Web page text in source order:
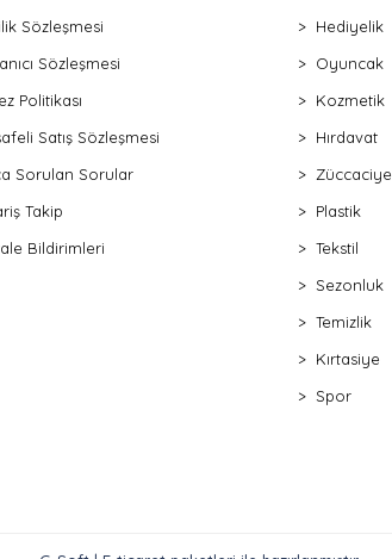
Sözleşmesi
Sözleşmesi
Politikası
Satış Sözleşmesi
Sorulan Sorular
Takip
Bildirimleri
Hediyelik
Oyuncak
Kozmetik
Hırdavat
Züccaciye
Plastik
Tekstil
Sezonluk
Temizlik
Kırtasiye
Spor